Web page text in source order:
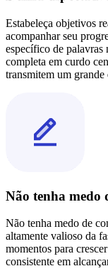
Estabeleça objetivos
acompanhar seu
específico de palavras
completa em curdo
transmitem um grande
Não tenha medo
Não tenha medo de
altamente valioso da
momentos para
consistente em